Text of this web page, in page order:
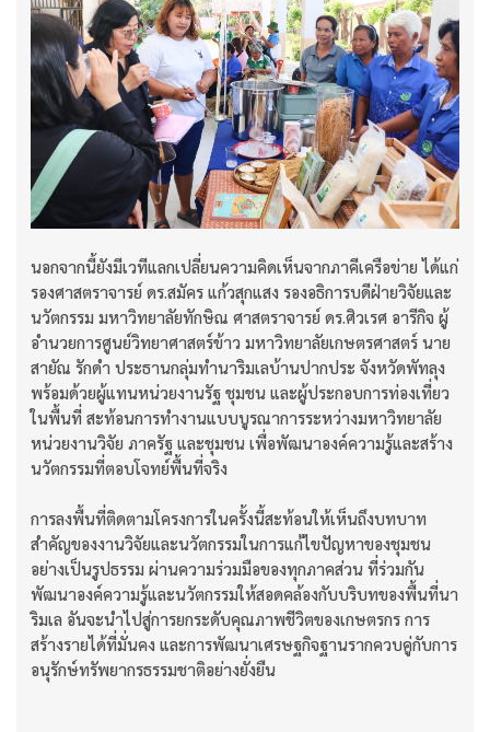
นอกจากนี้ยังมีเวทีแลกเปลี่ยนความคิดเห็นจากภาคีเครือข่าย ได้แก่
รองศาสตราจารย์ ดร.สมัคร แก้วสุกแสง รองอธิการบดีฝ่ายวิจัยและ
นวัตกรรม มหาวิทยาลัยทักษิณ ศาสตราจารย์ ดร.ศิวเรศ อารีกิจ ผู้
อำนวยการศูนย์วิทยาศาสตร์ข้าว มหาวิทยาลัยเกษตรศาสตร์ นาย
สายัณ รักดำ ประธานกลุ่มทำนาริมเลบ้านปากประ จังหวัดพัทลุง
พร้อมด้วยผู้แทนหน่วยงานรัฐ ชุมชน และผู้ประกอบการท่องเที่ยว
ในพื้นที่ สะท้อนการทำงานแบบบูรณาการระหว่างมหาวิทยาลัย
หน่วยงานวิจัย ภาครัฐ และชุมชน เพื่อพัฒนาองค์ความรู้และสร้าง
นวัตกรรมที่ตอบโจทย์พื้นที่จริง
การลงพื้นที่ติดตามโครงการในครั้งนี้สะท้อนให้เห็นถึงบทบาท
สำคัญของงานวิจัยและนวัตกรรมในการแก้ไขปัญหาของชุมชน
อย่างเป็นรูปธรรม ผ่านความร่วมมือของทุกภาคส่วน ที่ร่วมกัน
พัฒนาองค์ความรู้และนวัตกรรมให้สอดคล้องกับบริบทของพื้นที่นา
ริมเล อันจะนำไปสู่การยกระดับคุณภาพชีวิตของเกษตรกร การ
สร้างรายได้ที่มั่นคง และการพัฒนาเศรษฐกิจฐานรากควบคู่กับการ
อนุรักษ์ทรัพยากรธรรมชาติอย่างยั่งยืน